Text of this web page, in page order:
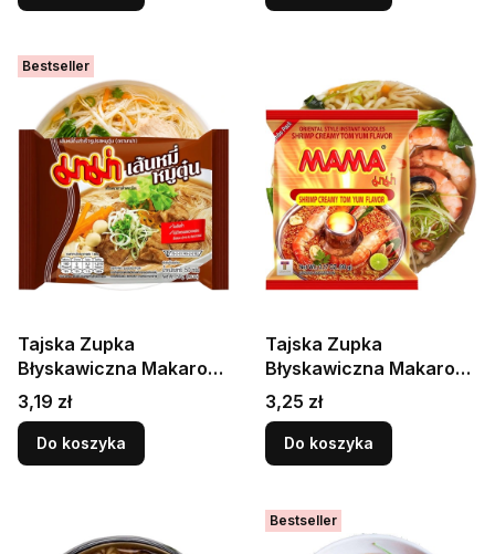
Bestseller
Tajska Zupka
Błyskawiczna Makaron
Ryżowy Vermicelli
Instant Wieprzowina
Pork 50g MAMA
Cena
3,19 zł
Do koszyka
Tajska Zupka
Błyskawiczna Makaron
Instant Krewetki
Kremowe Tom Yum 55g
MAMA
Cena
3,25 zł
Do koszyka
Bestseller